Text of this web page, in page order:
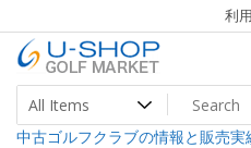
to
content
利
U-SHOP Golf
中古ゴルフクラブ最大級！U-
中古ゴルフクラブの情報と販売